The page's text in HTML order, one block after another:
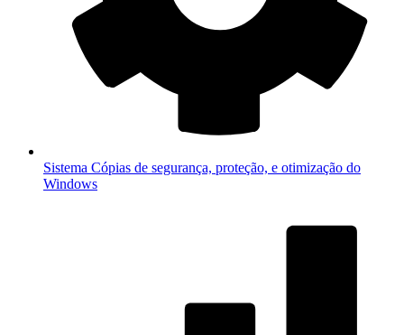
Sistema Cópias de segurança, proteção, e otimização do
Windows